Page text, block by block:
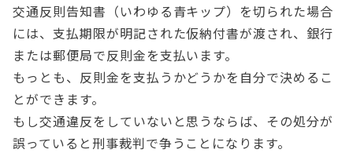
交通反則告知書（いわゆる青キップ）を切られた場合
には、支払期限が明記された仮納付書が渡され、銀行
または郵便局で反則金を支払います。
もっとも、反則金を支払うかどうかを自分で決めるこ
とができます。
もし交通違反をしていないと思うならば、その処分が
誤っていると刑事裁判で争うことになります。